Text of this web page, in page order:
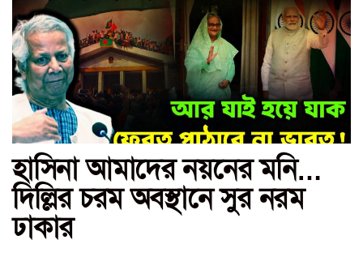
হাসিনা আমাদের নয়নের মনি…
দিল্লির চরম অবস্থানে সুর নরম
ঢাকার